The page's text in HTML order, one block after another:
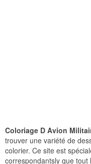
Coloriage D Avion
trouver une variété de
colorier. Ce site est
correspondantsly que